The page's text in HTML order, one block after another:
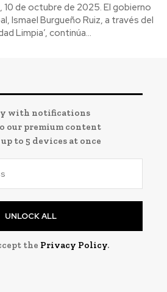
10 de octubre de 2025. El gobierno
Ismael Burgueño Ruiz, a través del
Limpia’, continúa...
with notifications
our premium content
to 5 devices at once
UNLOCK ALL
the Privacy Policy.